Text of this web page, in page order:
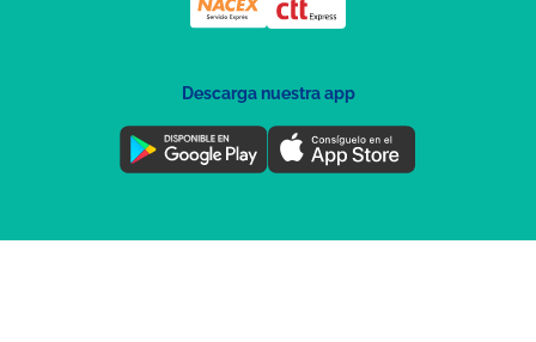
Descarga nuestra app